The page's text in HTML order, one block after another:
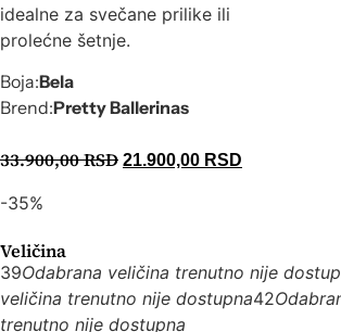
idealne za svečane prilike ili
prolećne šetnje.
Boja:Bela
Brend:Pretty Ballerinas
33.900,00RSD 21.900,00 RSD
-35%
Veličina
39Odabrana veličina trenutno nije
veličina trenutno nije dostupna42
trenutno nije dostupna